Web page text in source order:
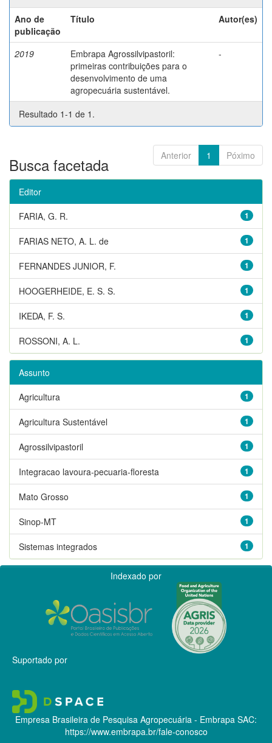
Ano de
publicação
Título Autor(es)
2019
Embrapa Agrossilvipastoril:
primeiras contribuições para o
desenvolvimento de uma
agropecuária sustentável.
-
Resultado 1-1 de 1.
Anterior 1 Póximo
Busca facetada
Editor
1
FARIA, G. R.
1
FARIAS NETO, A. L. de
1
FERNANDES JUNIOR, F.
1
HOOGERHEIDE, E. S. S.
1
IKEDA, F. S.
1
ROSSONI, A. L.
Assunto
1
Agricultura
1
Agricultura Sustentável
1
Agrossilvipastoril
1
Integracao lavoura-pecuaria-floresta
1
Mato Grosso
1
Sinop-MT
1
Sistemas integrados
Indexado por
Suportado por
Empresa Brasileira de Pesquisa Agropecuária - Embrapa SAC:
https://www.embrapa.br/fale-conosco